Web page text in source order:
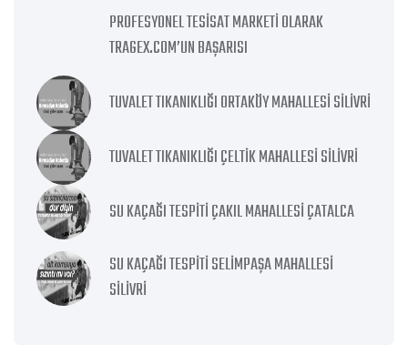
PROFESYONEL TESISAT MARKETI OLARAK
TRAGEX.COM’UN BAŞARISI
TUVALET TIKANIKLIĞI ORTAKÖY MAHALLESI SILIVRI
TUVALET TIKANIKLIĞI ÇELTIK MAHALLESI SILIVRI
SU KAÇAĞI TESPITI ÇAKIL MAHALLESI ÇATALCA
SU KAÇAĞI TESPITI SELIMPAŞA MAHALLESI
SILIVRI